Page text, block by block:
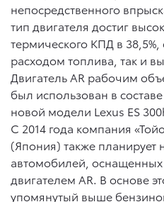
непосредственного
тип двигателя достиг
термического КПД в 38,5%,
расходом топлива, так и
Двигатель AR рабочим
был использован в
новой модели Lexus ES
C 2014 года компания
(Япония) также планирует
автомобилей,
двигателем AR. В основе
упомянутый выше